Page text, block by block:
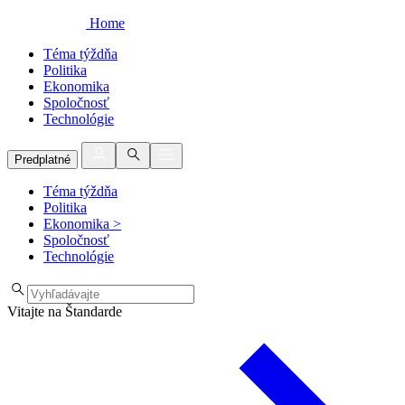
Home
Téma týždňa
Politika
Ekonomika
Spoločnosť
Technológie
Predplatné
Téma týždňa
Politika
Ekonomika >
Spoločnosť
Technológie
Vitajte na Štandarde